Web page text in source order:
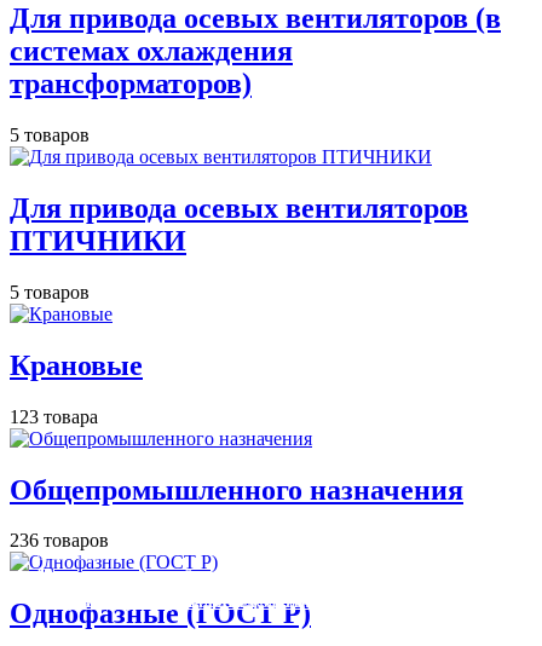
Для привода осевых вентиляторов (в
системах охлаждения
трансформаторов)
5 товаров
Для привода осевых вентиляторов
ПТИЧНИКИ
5 товаров
Крановые
123 товара
Общепромышленного назначения
236 товаров
Однофазные (ГОСТ Р)
Освещение
Здания префектуры ТиНАО
Освещение
Калужский завод путевых машин и гидроприводов
Освещение
СТРОИТЕЛЬНЫЙ ГИПЕРМАРКЕТ «ЛЕРУА
МЕРЛЕН»
Освещение
Железнодорожный вокзал Арзамас-1